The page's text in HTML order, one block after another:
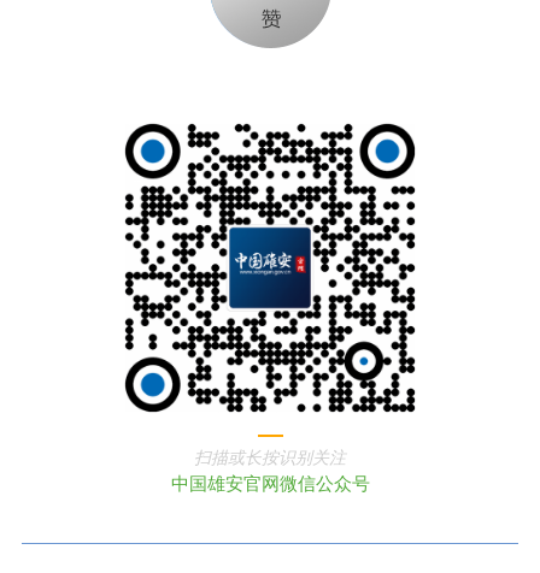
扫描或长按识别关注
中国雄安官网微信公众号